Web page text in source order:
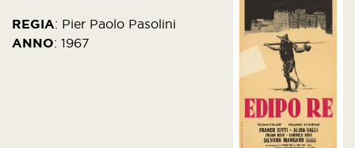
LOCATION
REGIA: Pier Paolo Pasolini
ANNO: 1967